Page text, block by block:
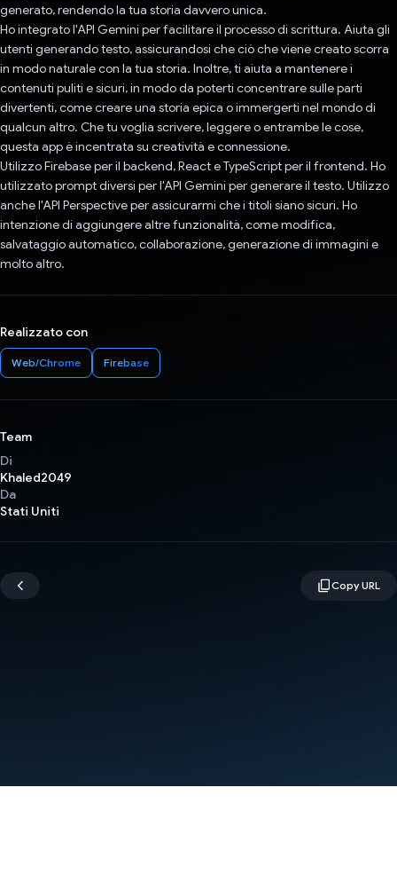
generato, rendendo la tua storia davvero unica.
Ho integrato l'API Gemini per facilitare il processo di scrittura. Aiuta gli
utenti generando testo, assicurandosi che ciò che viene creato scorra
in modo naturale con la tua storia. Inoltre, ti aiuta a mantenere i
contenuti puliti e sicuri, in modo da poterti concentrare sulle parti
divertenti, come creare una storia epica o immergerti nel mondo di
qualcun altro. Che tu voglia scrivere, leggere o entrambe le cose,
questa app è incentrata su creatività e connessione.
Utilizzo Firebase per il backend, React e TypeScript per il frontend. Ho
utilizzato prompt diversi per l'API Gemini per generare il testo. Utilizzo
anche l'API Perspective per assicurarmi che i titoli siano sicuri. Ho
intenzione di aggiungere altre funzionalità, come modifica,
salvataggio automatico, collaborazione, generazione di immagini e
molto altro.
Realizzato con
Web/Chrome Firebase
Team
Di
Khaled2049
Da
Stati Uniti